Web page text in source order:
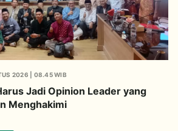
2026 | 08.45 WIB
Jadi Opinion Leader yang
Menghakimi